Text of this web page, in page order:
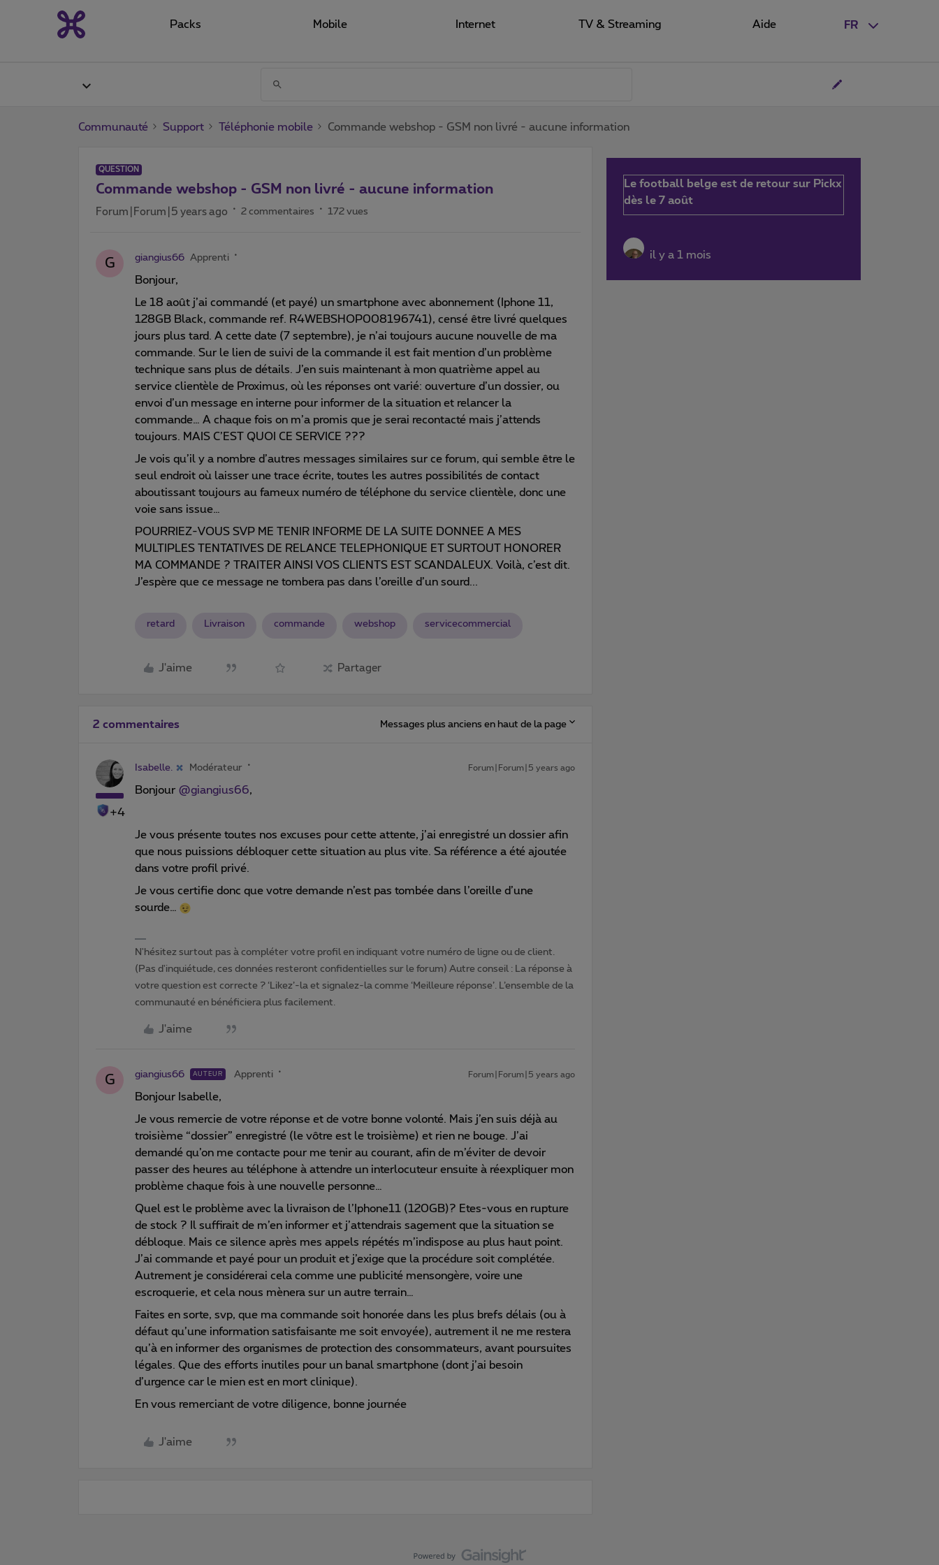
FR
Packs Mobile Internet TV & Streaming Aide
Communauté Support Téléphonie mobile Commande webshop - GSM non livré - aucune information
QUESTION
Commande webshop - GSM non livré - aucune information
Forum|Forum|5 years ago 2 commentaires 172 vues
G giangius66 Apprenti
Bonjour,
Le 18 août j’ai commandé (et payé) un smartphone avec abonnement (Iphone 11,
128GB Black, commande ref. R4WEBSHOP008196741), censé être livré quelques
jours plus tard. A cette date (7 septembre), je n’ai toujours aucune nouvelle de ma
commande. Sur le lien de suivi de la commande il est fait mention d’un problème
technique sans plus de détails. J’en suis maintenant à mon quatrième appel au
service clientèle de Proximus, où les réponses ont varié: ouverture d’un dossier, ou
envoi d’un message en interne pour informer de la situation et relancer la
commande… A chaque fois on m’a promis que je serai recontacté mais j’attends
toujours. MAIS C’EST QUOI CE SERVICE ???
Je vois qu’il y a nombre d’autres messages similaires sur ce forum, qui semble être le
seul endroit où laisser une trace écrite, toutes les autres possibilités de contact
aboutissant toujours au fameux numéro de téléphone du service clientèle, donc une
voie sans issue…
POURRIEZ-VOUS SVP ME TENIR INFORME DE LA SUITE DONNEE A MES
MULTIPLES TENTATIVES DE RELANCE TELEPHONIQUE ET SURTOUT HONORER
MA COMMANDE ? TRAITER AINSI VOS CLIENTS EST SCANDALEUX. Voilà, c’est dit.
J’espère que ce message ne tombera pas dans l’oreille d’un sourd...
retard Livraison commande webshop servicecommercial
J'aime Partager
2 commentaires Messages plus anciens en haut de la page
+4
Isabelle. Modérateur Forum|Forum|5 years ago
Bonjour @giangius66,
Je vous présente toutes nos excuses pour cette attente, j’ai enregistré un dossier afin
que nous puissions débloquer cette situation au plus vite. Sa référence a été ajoutée
dans votre profil privé.
Je vous certifie donc que votre demande n’est pas tombée dans l’oreille d’une
sourde…
N'hésitez surtout pas à compléter votre profil en indiquant votre numéro de ligne ou de client.
(Pas d'inquiétude, ces données resteront confidentielles sur le forum) Autre conseil : La réponse à
votre question est correcte ? ‘Likez’-la et signalez-la comme ‘Meilleure réponse’. L’ensemble de la
communauté en bénéficiera plus facilement.
J'aime
G giangius66 AUTEUR Apprenti Forum|Forum|5 years ago
Bonjour Isabelle,
Je vous remercie de votre réponse et de votre bonne volonté. Mais j’en suis déjà au
troisième “dossier” enregistré (le vôtre est le troisième) et rien ne bouge. J’ai
demandé qu’on me contacte pour me tenir au courant, afin de m’éviter de devoir
passer des heures au téléphone à attendre un interlocuteur ensuite à réexpliquer mon
problème chaque fois à une nouvelle personne…
Quel est le problème avec la livraison de l’Iphone11 (120GB)? Etes-vous en rupture
de stock ? Il suffirait de m’en informer et j’attendrais sagement que la situation se
débloque. Mais ce silence après mes appels répétés m’indispose au plus haut point.
J’ai commande et payé pour un produit et j’exige que la procédure soit complétée.
Autrement je considérerai cela comme une publicité mensongère, voire une
escroquerie, et cela nous mènera sur un autre terrain…
Faites en sorte, svp, que ma commande soit honorée dans les plus brefs délais (ou à
défaut qu’une information satisfaisante me soit envoyée), autrement il ne me restera
qu’à en informer des organismes de protection des consommateurs, avant poursuites
légales. Que des efforts inutiles pour un banal smartphone (dont j’ai besoin
d’urgence car le mien est en mort clinique).
En vous remerciant de votre diligence, bonne journée
J'aime
Le football belge est de retour sur Pickx
dès le 7 août
il y a 1 mois